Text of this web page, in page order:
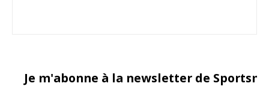
Je m'abonne à la newsletter de